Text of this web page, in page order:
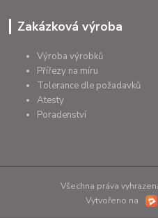
Zakázková výroba
Výroba výrobků
Přířezy na míru
Tolerance dle požadavků
Atesty
Poradenství
Všechna práva
Vytvořeno na